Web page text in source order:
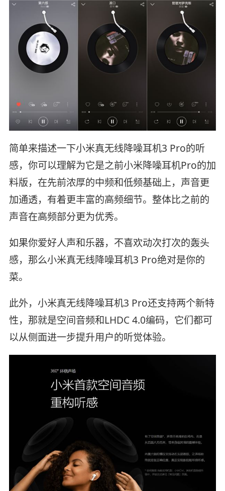
简单来描述一下小米真无线降噪耳机3 Pro的听
感，你可以理解为它是之前小米降噪耳机Pro的加
料版，在先前浓厚的中频和低频基础上，声音更
加通透，有着更丰富的高频细节。整体比之前的
声音在高频部分更为优秀。
如果你爱好人声和乐器，不喜欢动次打次的轰头
感，那么小米真无线降噪耳机3 Pro绝对是你的
菜。
此外，小米真无线降噪耳机3 Pro还支持两个新特
性，那就是空间音频和LHDC 4.0编码，它们都可
以从侧面进一步提升用户的听觉体验。